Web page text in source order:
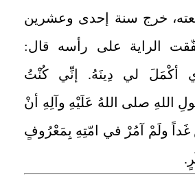
خرج سنة إحدى وعشرين
الراية على رأسه قال:
أكْمَلَ لي دِينَهُ. إنِّي كُنْتُ
اللهِ صلى اللهُ عَلَيْهِ وآلِهِ أنْ
غَداً ولَمْ آمُرْ في امّتِهِ بِمَعْرُوفٍ